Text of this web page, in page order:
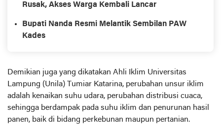
Rusak, Akses Warga Kembali Lancar
Bupati Nanda Resmi Melantik Sembilan PAW
Kades
Demikian juga yang dikatakan Ahli Iklim Universitas
Lampung (Unila) Tumiar Katarina, perubahan unsur iklim
adalah kenaikan suhu udara, perubahan distribusi cuaca,
sehingga berdampak pada suhu iklim dan penurunan hasil
panen, baik di bidang perkebunan maupun pertanian.